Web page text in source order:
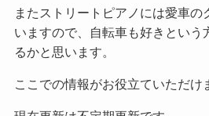
またストリートピアノには愛車の
いますので、自転車も好きという
るかと思います。
ここでの情報がお役立ていただけ